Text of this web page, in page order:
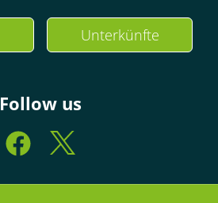
Unterkünfte
Follow us